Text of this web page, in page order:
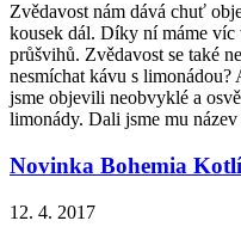
Zvědavost nám dává chuť
kousek dál. Díky ní máme
průšvihů. Zvědavost se také
nesmíchat kávu s
jsme objevili neobvyklé a
limonády. Dali jsme mu název
Novinka Bohemia
12. 4. 2017